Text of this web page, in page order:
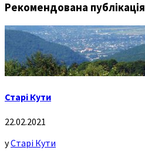
Рекомендована публікація
Старі Кути
22.02.2021
уСтарі Кути